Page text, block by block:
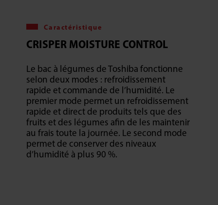
Caractéristique
CRISPER MOISTURE CONTROL
Le bac à légumes de Toshiba fonctionne
selon deux modes : refroidissement
rapide et commande de l’humidité. Le
premier mode permet un refroidissement
rapide et direct de produits tels que des
fruits et des légumes afin de les maintenir
au frais toute la journée. Le second mode
permet de conserver des niveaux
d’humidité à plus 90 %.